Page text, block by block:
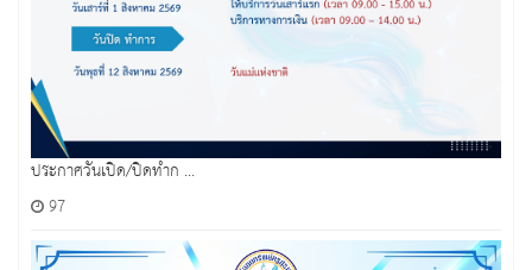
ประกาศวันเปิด/ปิดทำก ...
97